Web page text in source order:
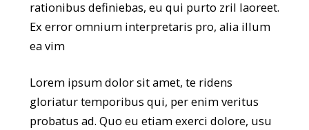
rationibus definiebas, eu qui purto zril laoreet.
Ex error omnium interpretaris pro, alia illum
ea vim
Lorem ipsum dolor sit amet, te ridens
gloriatur temporibus qui, per enim veritus
probatus ad. Quo eu etiam exerci dolore, usu